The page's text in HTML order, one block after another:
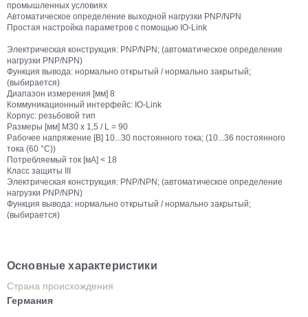
промышленных условиях
Автоматическое определение выходной нагрузки PNP/NPN
Простая настройка параметров с помощью IO-Link
Электрическая конструкция: PNP/NPN; (автоматическое определение
нагрузки PNP/NPN)
Функция вывода: нормально открытый / нормально закрытый;
(выбирается)
Диапазон измерения [мм] 8
Коммуникационный интерфейс: IO-Link
Корпус: резьбовой тип
Размеры [мм] M30 x 1,5 / L = 90
Рабочее напряжение [В] 10...30 постоянного тока; (10...36 постоянного
тока (60 °C))
Потребляемый ток [мА] < 18
Класс защиты III
Электрическая конструкция: PNP/NPN; (автоматическое определение
нагрузки PNP/NPN)
Функция вывода: нормально открытый / нормально закрытый;
(выбирается)
Основные характеристики
Страна происхождения
Германия